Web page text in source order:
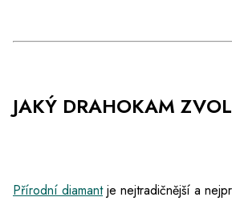
JAKÝ DRAHOKAM
Přírodní diamantje nejtradičnější a